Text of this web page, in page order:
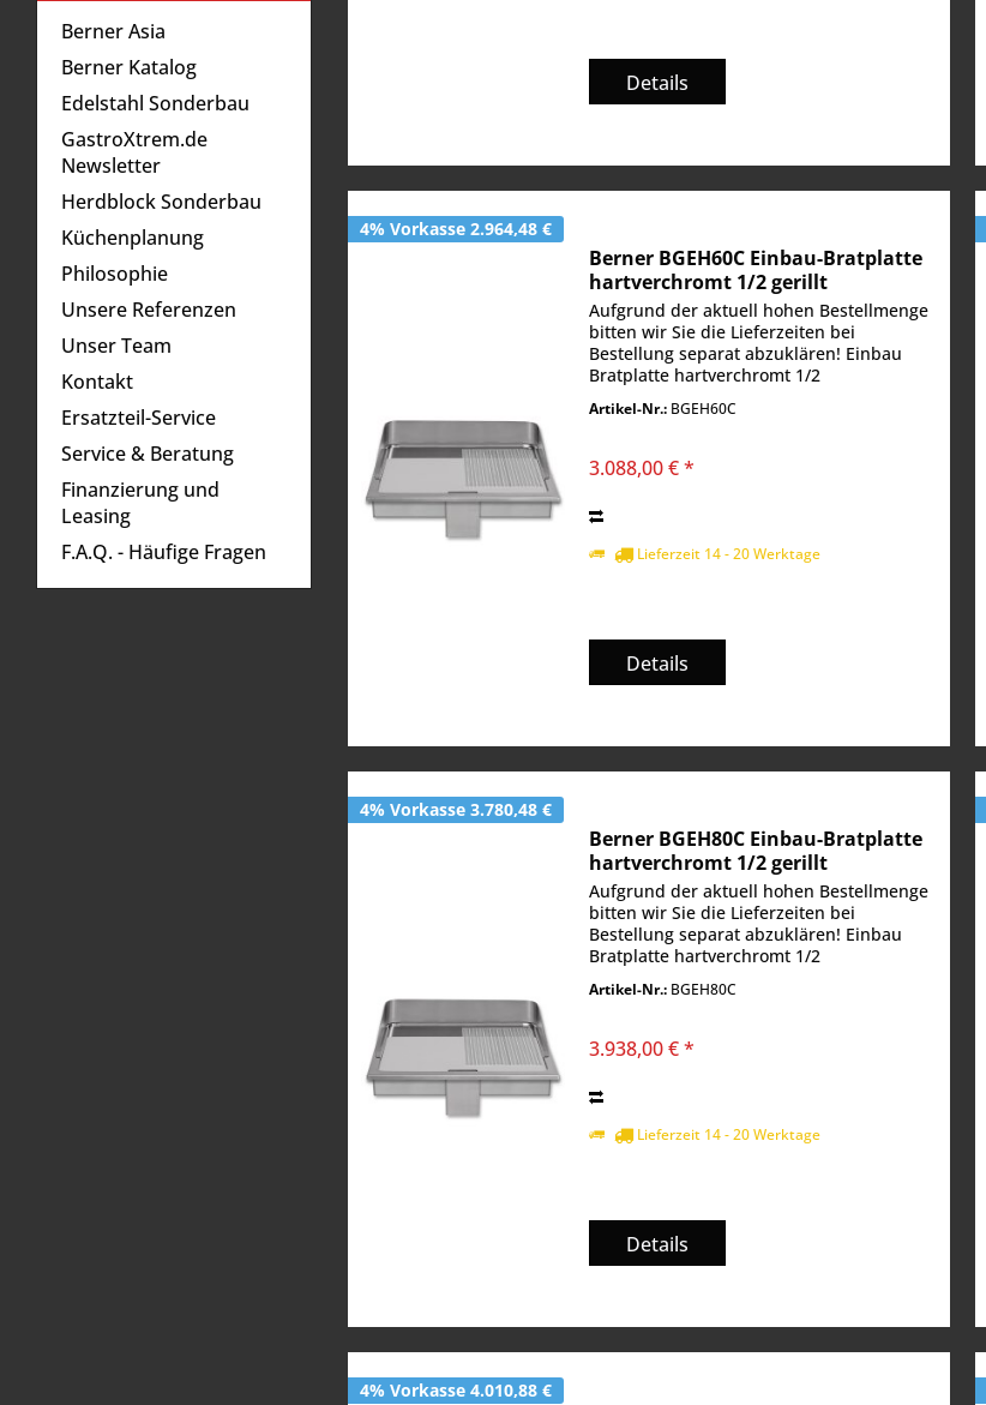
11,5
12,0
13,4
13,8
17,0
17,4
17,6
20,0
Berner Asia
Berner Katalog
Edelstahl Sonderbau
GastroXtrem.de
Newsletter
Herdblock Sonderbau
Küchenplanung
Philosophie
Unsere Referenzen
Unser Team
Kontakt
Ersatzteil-Service
Service & Beratung
Finanzierung und
Leasing
F.A.Q. - Häufige Fragen
Details
4% Vorkasse 2.964,48 €
Berner BGEH60C Einbau-Bratplatte
hartverchromt 1/2 gerillt
Aufgrund der aktuell hohen Bestellmenge
bitten wir Sie die Lieferzeiten bei
Bestellung separat abzuklären! Einbau
Bratplatte hartverchromt 1/2
Temperaturbereich 50° - 250° C 2
Artikel-Nr.: BGEH60C
3.088,00 € *
Lieferzeit 14 - 20 Werktage
Details
4% Vorkasse 3.780,48 €
Berner BGEH80C Einbau-Bratplatte
hartverchromt 1/2 gerillt
Aufgrund der aktuell hohen Bestellmenge
bitten wir Sie die Lieferzeiten bei
Bestellung separat abzuklären! Einbau
Bratplatte hartverchromt 1/2
Temperaturbereich: 50° - 250° C Heizung:
Artikel-Nr.: BGEH80C
3.938,00 € *
Lieferzeit 14 - 20 Werktage
Details
4% Vorkasse 4.010,88 €